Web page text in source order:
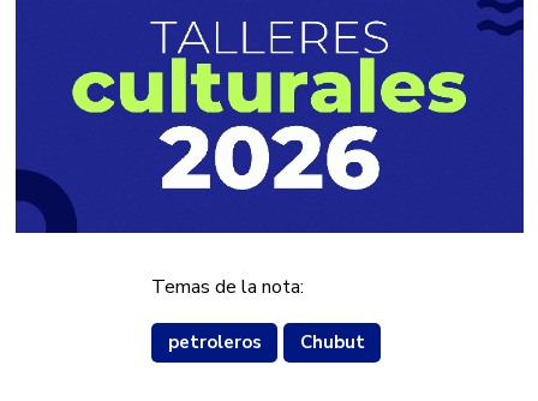
Temas de la nota:
petroleros Chubut